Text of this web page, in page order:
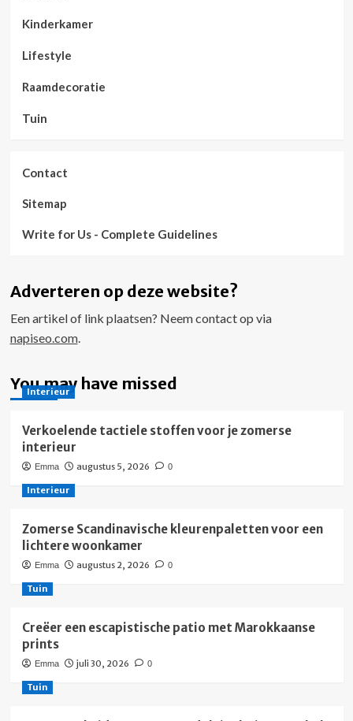
Kinderkamer
Lifestyle
Raamdecoratie
Tuin
Contact
Sitemap
Write for Us - Complete Guidelines
Adverteren op deze website?
Een artikel of link plaatsen? Neem contact op via
napiseo.com.
You may have missed
Interieur
Verkoelende tactiele stoffen voor je zomerse
interieur
Emma augustus 5, 2026 0
Interieur
Zomerse Scandinavische kleurenpaletten voor een
lichtere woonkamer
Emma augustus 2, 2026 0
Tuin
Creëer een escapistische patio met Marokkaanse
prints
Emma juli 30, 2026 0
Tuin